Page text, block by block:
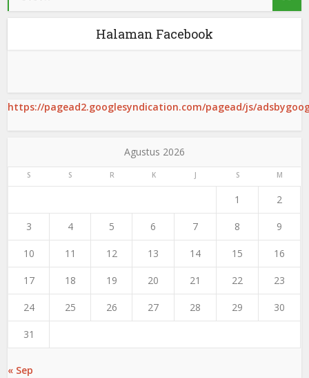
Halaman Facebook
https://pagead2.googlesyndication.com/pagead/js/
Agustus 2026
S S R K J S M
1 2
3 4 5 6 7 8 9
10 11 12 13 14 15 16
17 18 19 20 21 22 23
24 25 26 27 28 29 30
31
« Sep